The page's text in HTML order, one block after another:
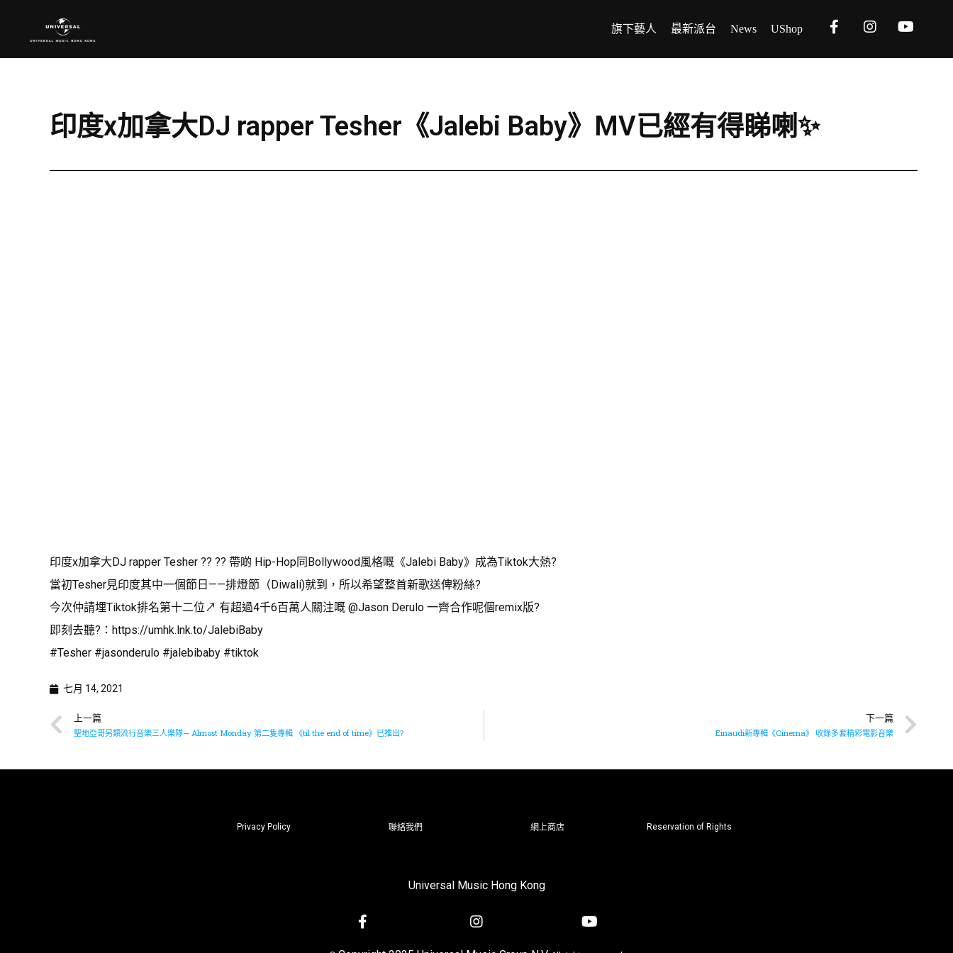
旗下藝人 最新派台 News UShop
印度x加拿大DJ rapper Tesher《Jalebi Baby》MV已經有得睇喇✨
印度x加拿大DJ rapper Tesher ?? ?? 帶啲 Hip-Hop同Bollywood風格嘅《Jalebi Baby》成為Tiktok大熱?
當初Tesher見印度其中一個節日——排燈節（Diwali)就到，所以希望整首新歌送俾粉絲?
今次仲請埋Tiktok排名第十二位↗️ 有超過4千6百萬人關注嘅 @Jason Derulo 一齊合作呢個remix版?
即刻去聽?： https://umhk.lnk.to/JalebiBaby
#Tesher #jasonderulo #jalebibaby #tiktok
七月 14, 2021
上一篇
聖地亞哥另類流行音樂三人樂隊— Almost Monday 第二隻專輯 《til the end of time》已推出?
下一篇
Einaudi新專輯《Cinema》 收錄多套精彩電影音樂
Privacy Policy 聯絡我們 網上商店 Reservation of Rights
Universal Music Hong Kong